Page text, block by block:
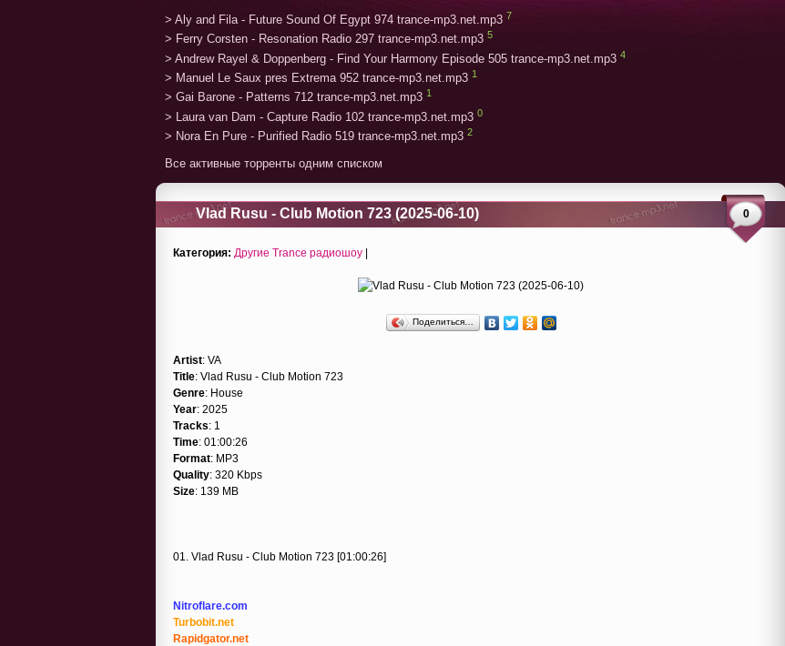
> Aly and Fila - Future Sound Of Egypt 974 trance-mp3.net.mp3 7
> Ferry Corsten - Resonation Radio 297 trance-mp3.net.mp3 5
> Andrew Rayel & Doppenberg - Find Your Harmony Episode 505 trance-mp3.net.mp3 4
> Manuel Le Saux pres Extrema 952 trance-mp3.net.mp3 1
> Gai Barone - Patterns 712 trance-mp3.net.mp3 1
> Laura van Dam - Capture Radio 102 trance-mp3.net.mp3 0
> Nora En Pure - Purified Radio 519 trance-mp3.net.mp3 2
Все активные торренты одним списком
Vlad Rusu - Club Motion 723 (2025-06-10) 0
Категория: Другие Trance радиошоу |
Поделиться…
Artist: VA
Title: Vlad Rusu - Club Motion 723
Genre: House
Year: 2025
Tracks: 1
Time: 01:00:26
Format: MP3
Quality: 320 Kbps
Size: 139 MB
01. Vlad Rusu - Club Motion 723 [01:00:26]
Nitroflare.com
Turbobit.net
Rapidgator.net